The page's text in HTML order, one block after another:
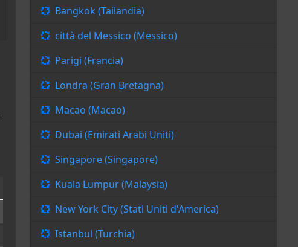
Bangkok (Tailandia)
città del Messico (Messico)
Parigi (Francia)
Londra (Gran Bretagna)
Macao (Macao)
Dubai (Emirati Arabi Uniti)
Singapore (Singapore)
Kuala Lumpur (Malaysia)
New York City (Stati Uniti d'America)
Istanbul (Turchia)